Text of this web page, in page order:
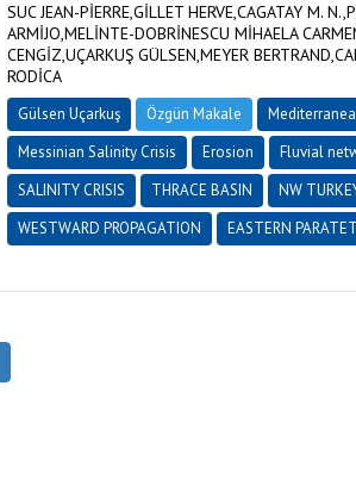
SUC JEAN-PİERRE,GİLLET HERVE,CAGATAY M.
ARMİJO,MELİNTE-DOBRİNESCU MİHAELA
CENGİZ,UÇARKUŞ GÜLSEN,MEYER
RODİCA
Gülsen Uçarkuş Özgün Makale
Messinian Salinity Crisis
Erosion Fluvial
SALINITY CRISIS
THRACE BASIN NW
WESTWARD PROPAGATION
EASTERN